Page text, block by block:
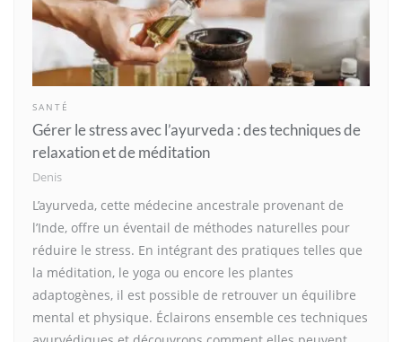
SANTÉ
Gérer le stress avec l’ayurveda : des techniques de
relaxation et de méditation
Denis
L’ayurveda, cette médecine ancestrale provenant de
l’Inde, offre un éventail de méthodes naturelles pour
réduire le stress. En intégrant des pratiques telles que
la méditation, le yoga ou encore les plantes
adaptogènes, il est possible de retrouver un équilibre
mental et physique. Éclairons ensemble ces techniques